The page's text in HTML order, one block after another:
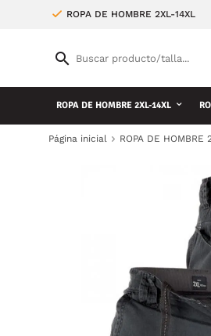
ROPA DE HOMBRE 2XL-14XL
ROPA DE HOMBRE 2XL-14XL
Página inicial ROPA DE HOMBRE